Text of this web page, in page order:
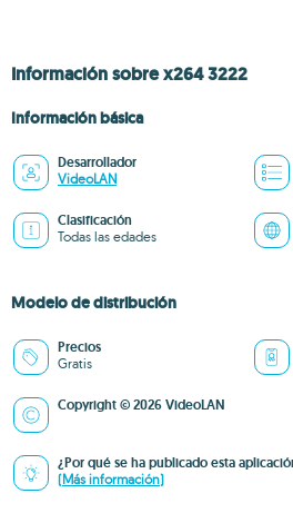
Información sobre x264 3222
Información básica
Desarrollador
VideoLAN
Clasificación
Todas las edades
Modelo de distribución
Precios
Gratis
Copyright © 2026 VideoLAN
¿Por qué se ha publicado esta
(Más información)